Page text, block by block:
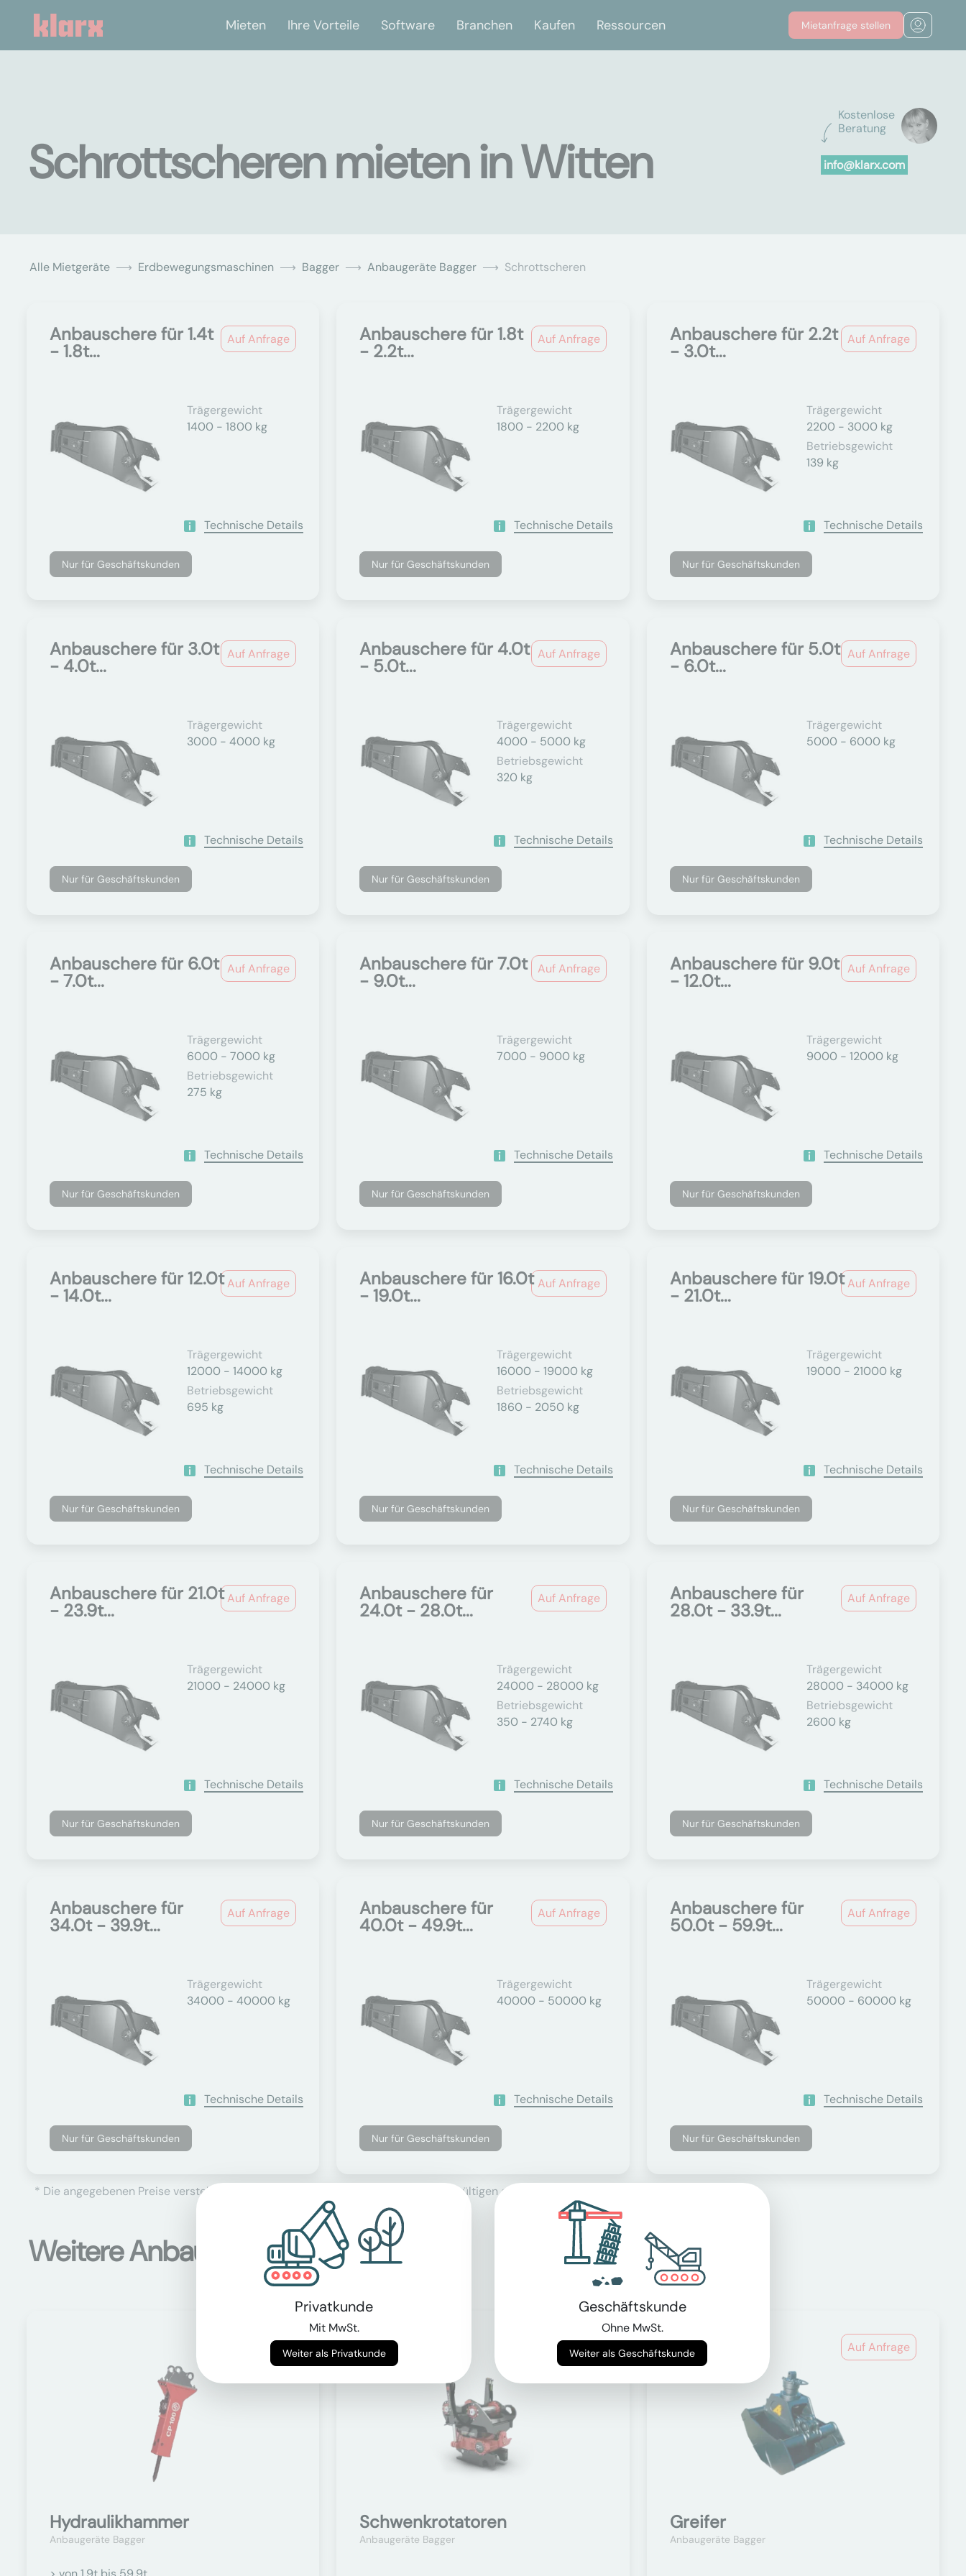
Mieten Ihre Vorteile Software Branchen Kaufen Ressourcen Mietanfrage stellen
Kostenlose
Beratung
info@klarx.com
Schrottscheren mieten in Witten
Alle Mietgeräte Erdbewegungsmaschinen Bagger Anbaugeräte Bagger Schrottscheren
Auf Anfrage
Anbauschere für 1.4t
- 1.8t...
Trägergewicht
1400 - 1800 kg
Technische Details
Nur für Geschäftskunden
Auf Anfrage
Anbauschere für 1.8t
- 2.2t...
Trägergewicht
1800 - 2200 kg
Technische Details
Nur für Geschäftskunden
Auf Anfrage
Anbauschere für 2.2t
- 3.0t...
Trägergewicht
2200 - 3000 kg
Betriebsgewicht
139 kg
Technische Details
Nur für Geschäftskunden
Auf Anfrage
Anbauschere für 3.0t
- 4.0t...
Trägergewicht
3000 - 4000 kg
Technische Details
Nur für Geschäftskunden
Auf Anfrage
Anbauschere für 4.0t
- 5.0t...
Trägergewicht
4000 - 5000 kg
Betriebsgewicht
320 kg
Technische Details
Nur für Geschäftskunden
Auf Anfrage
Anbauschere für 5.0t
- 6.0t...
Trägergewicht
5000 - 6000 kg
Technische Details
Nur für Geschäftskunden
Auf Anfrage
Anbauschere für 6.0t
- 7.0t...
Trägergewicht
6000 - 7000 kg
Betriebsgewicht
275 kg
Technische Details
Nur für Geschäftskunden
Auf Anfrage
Anbauschere für 7.0t
- 9.0t...
Trägergewicht
7000 - 9000 kg
Technische Details
Nur für Geschäftskunden
Auf Anfrage
Anbauschere für 9.0t
- 12.0t...
Trägergewicht
9000 - 12000 kg
Technische Details
Nur für Geschäftskunden
Auf Anfrage
Anbauschere für 12.0t
- 14.0t...
Trägergewicht
12000 - 14000 kg
Betriebsgewicht
695 kg
Technische Details
Nur für Geschäftskunden
Auf Anfrage
Anbauschere für 16.0t
- 19.0t...
Trägergewicht
16000 - 19000 kg
Betriebsgewicht
1860 - 2050 kg
Technische Details
Nur für Geschäftskunden
Auf Anfrage
Anbauschere für 19.0t
- 21.0t...
Trägergewicht
19000 - 21000 kg
Technische Details
Nur für Geschäftskunden
Auf Anfrage
Anbauschere für 21.0t
- 23.9t...
Trägergewicht
21000 - 24000 kg
Technische Details
Nur für Geschäftskunden
Auf Anfrage
Anbauschere für
24.0t - 28.0t...
Trägergewicht
24000 - 28000 kg
Betriebsgewicht
350 - 2740 kg
Technische Details
Nur für Geschäftskunden
Auf Anfrage
Anbauschere für
28.0t - 33.9t...
Trägergewicht
28000 - 34000 kg
Betriebsgewicht
2600 kg
Technische Details
Nur für Geschäftskunden
Auf Anfrage
Anbauschere für
34.0t - 39.9t...
Trägergewicht
34000 - 40000 kg
Technische Details
Nur für Geschäftskunden
Auf Anfrage
Anbauschere für
40.0t - 49.9t...
Trägergewicht
40000 - 50000 kg
Technische Details
Nur für Geschäftskunden
Auf Anfrage
Anbauschere für
50.0t - 59.9t...
Trägergewicht
50000 - 60000 kg
Technische Details
Nur für Geschäftskunden
* Die angegebenen Preise verstehen sich als Netto-Preise, zuzüglich der derzeit gültigen gesetzlichen Mehrwertsteuer.
Weitere Anbaugeräte Bagger
Auf Anfrage
Hydraulikhammer
Anbaugeräte Bagger
Auf Anfrage
Schwenkrotatoren
Anbaugeräte Bagger
Auf Anfrage
Greifer
Anbaugeräte Bagger
Privatkunde
Mit MwSt.
Weiter als Privatkunde
Geschäftskunde
Ohne MwSt.
Weiter als Geschäftskunde